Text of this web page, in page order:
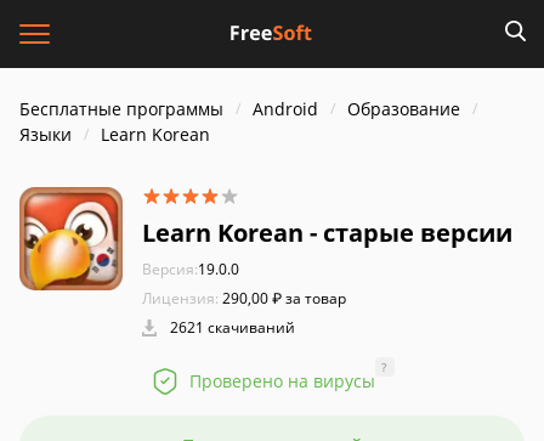
Бесплатные программы Android
Образование
Языки
Learn Korean
Learn Korean - старые версии
Версия:19.0.0
Лицензия: 290,00 ₽ за товар
2621 скачиваний
Проверено на вирусы
?